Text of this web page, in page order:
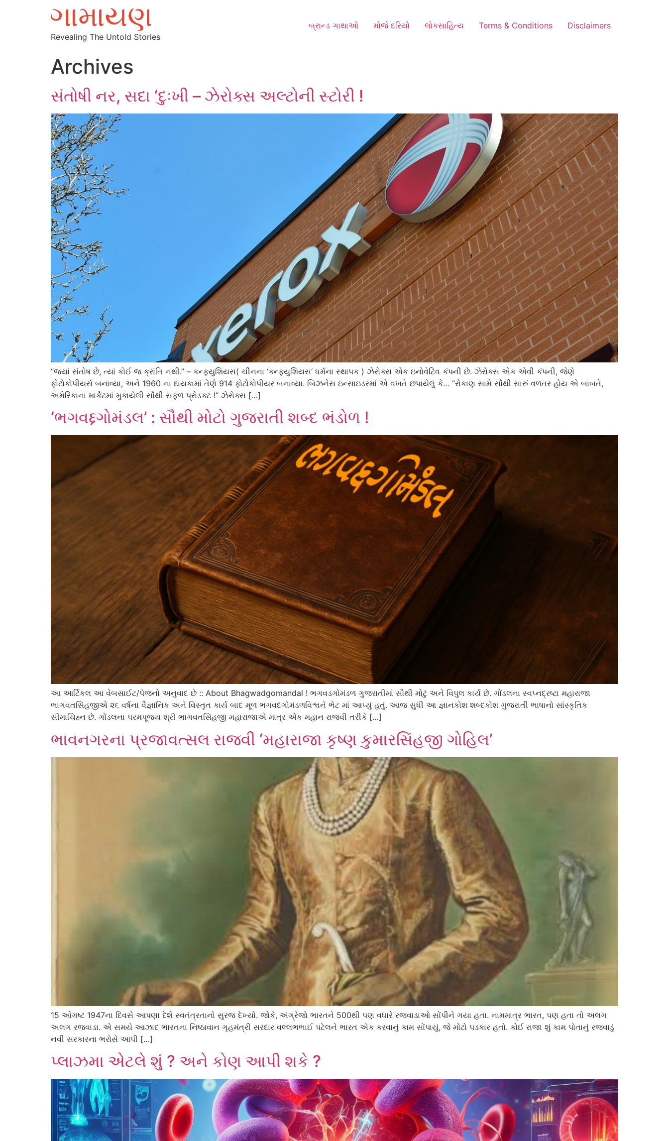
Revealing The Untold Stories
બ્રાન્ડ ગાથાઓ મોજે દરિયો લોકસાહિત્ય Terms & Conditions Disclaimers
Archives
સંતોષી નર, સદા ‘દુઃખી – ઝેરોક્સ અલ્ટોની સ્ટોરી !
“જ્યાં સંતોષ છે, ત્યાં કોઈ જ ક્રાંતિ નથી.” – કન્ફ્યુશિયસ( ચીનના ‘કન્ફ્યુશિયસ‘ ધર્મના સ્થાપક ) ઝેરોક્સ એક ઇનોવેટિવ કંપની છે. ઝેરોક્સ એક એવી કંપની, જેણે
ફોટોકોપીયર્સ બનાવ્યા, અને 1960 ના દાયકામાં તેણે 914 ફોટોકોપીયર બનાવ્યા. બિઝનેસ ઇન્સાઇડરમાં એ વખતે છપાયેલું કે… “રોકાણ સામે સૌથી સારું વળતર હોય એ બાબતે,
અમેરિકાના માર્કેટમાં મુકાયેલી સૌથી સફળ પ્રોડક્ટ !” ઝેરોક્સ […]
‘ભગવદ્દગોમંડલ’ : સૌથી મોટો ગુજરાતી શબ્દ ભંડોળ !
આ આર્ટિકલ આ વેબસાઈટ/પેજનો અનુવાદ છે :: About Bhagwadgomandal ! ભગવડગોમંડળ ગુજરાતીમાં સૌથી મોટું અને વિપુલ કાર્ય છે. ગોંડલના સ્વપ્નદ્રષ્ટા મહારાજા
ભાગવતસિંહજીએ ૨૬ વર્ષના વૈજ્ઞાનિક અને વિસ્તૃત કાર્ય બાદ મૂળ ભગવદગોમંડળવિશ્વને ભેટ માં આપ્યું હતું. આજ સુધી આ જ્ઞાનકોશ શબ્દકોશ ગુજરાતી ભાષાનો સાંસ્કૃતિક
સીમાચિહ્ન છે. ગોંડલના પરમપૂજ્ય શ્રી ભાગવતસિંહજી મહારાજાએ માત્ર એક મહાન રાજવી તરીકે […]
ભાવનગરના પ્રજાવત્સલ રાજવી ‘મહારાજા કૃષ્ણ કુમારસિંહજી ગોહિલ’
15 ઓગષ્ટ 1947ના દિવસે આપણા દેશે સ્વતંત્રતાનો સુરજ દેખ્યો. જોકે, અંગ્રેજો ભારતને 500થી પણ વધારે રજવાડાઓ સોંપીને ગયા હતા. નામમાત્ર ભારત, પણ હતા તો અલગ
અલગ રજવાડા. એ સમયે આઝાદ ભારતના નિષ્ઠાવાન ગૃહમંત્રી સરદાર વલ્લભભાઈ પટેલને ભારત એક કરવાનું કામ સોંપાયું, જે મોટો પડકાર હતો. કોઈ રાજા શું કામ પોતાનું રજવાડું
નવી સરકારના ભરોસે આપી […]
પ્લાઝમા એટલે શું ? અને કોણ આપી શકે ?